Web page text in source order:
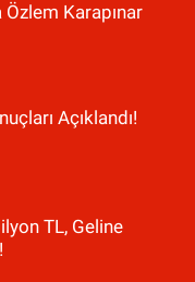
Özlem Karapınar
Açıklandı!
TL, Geline